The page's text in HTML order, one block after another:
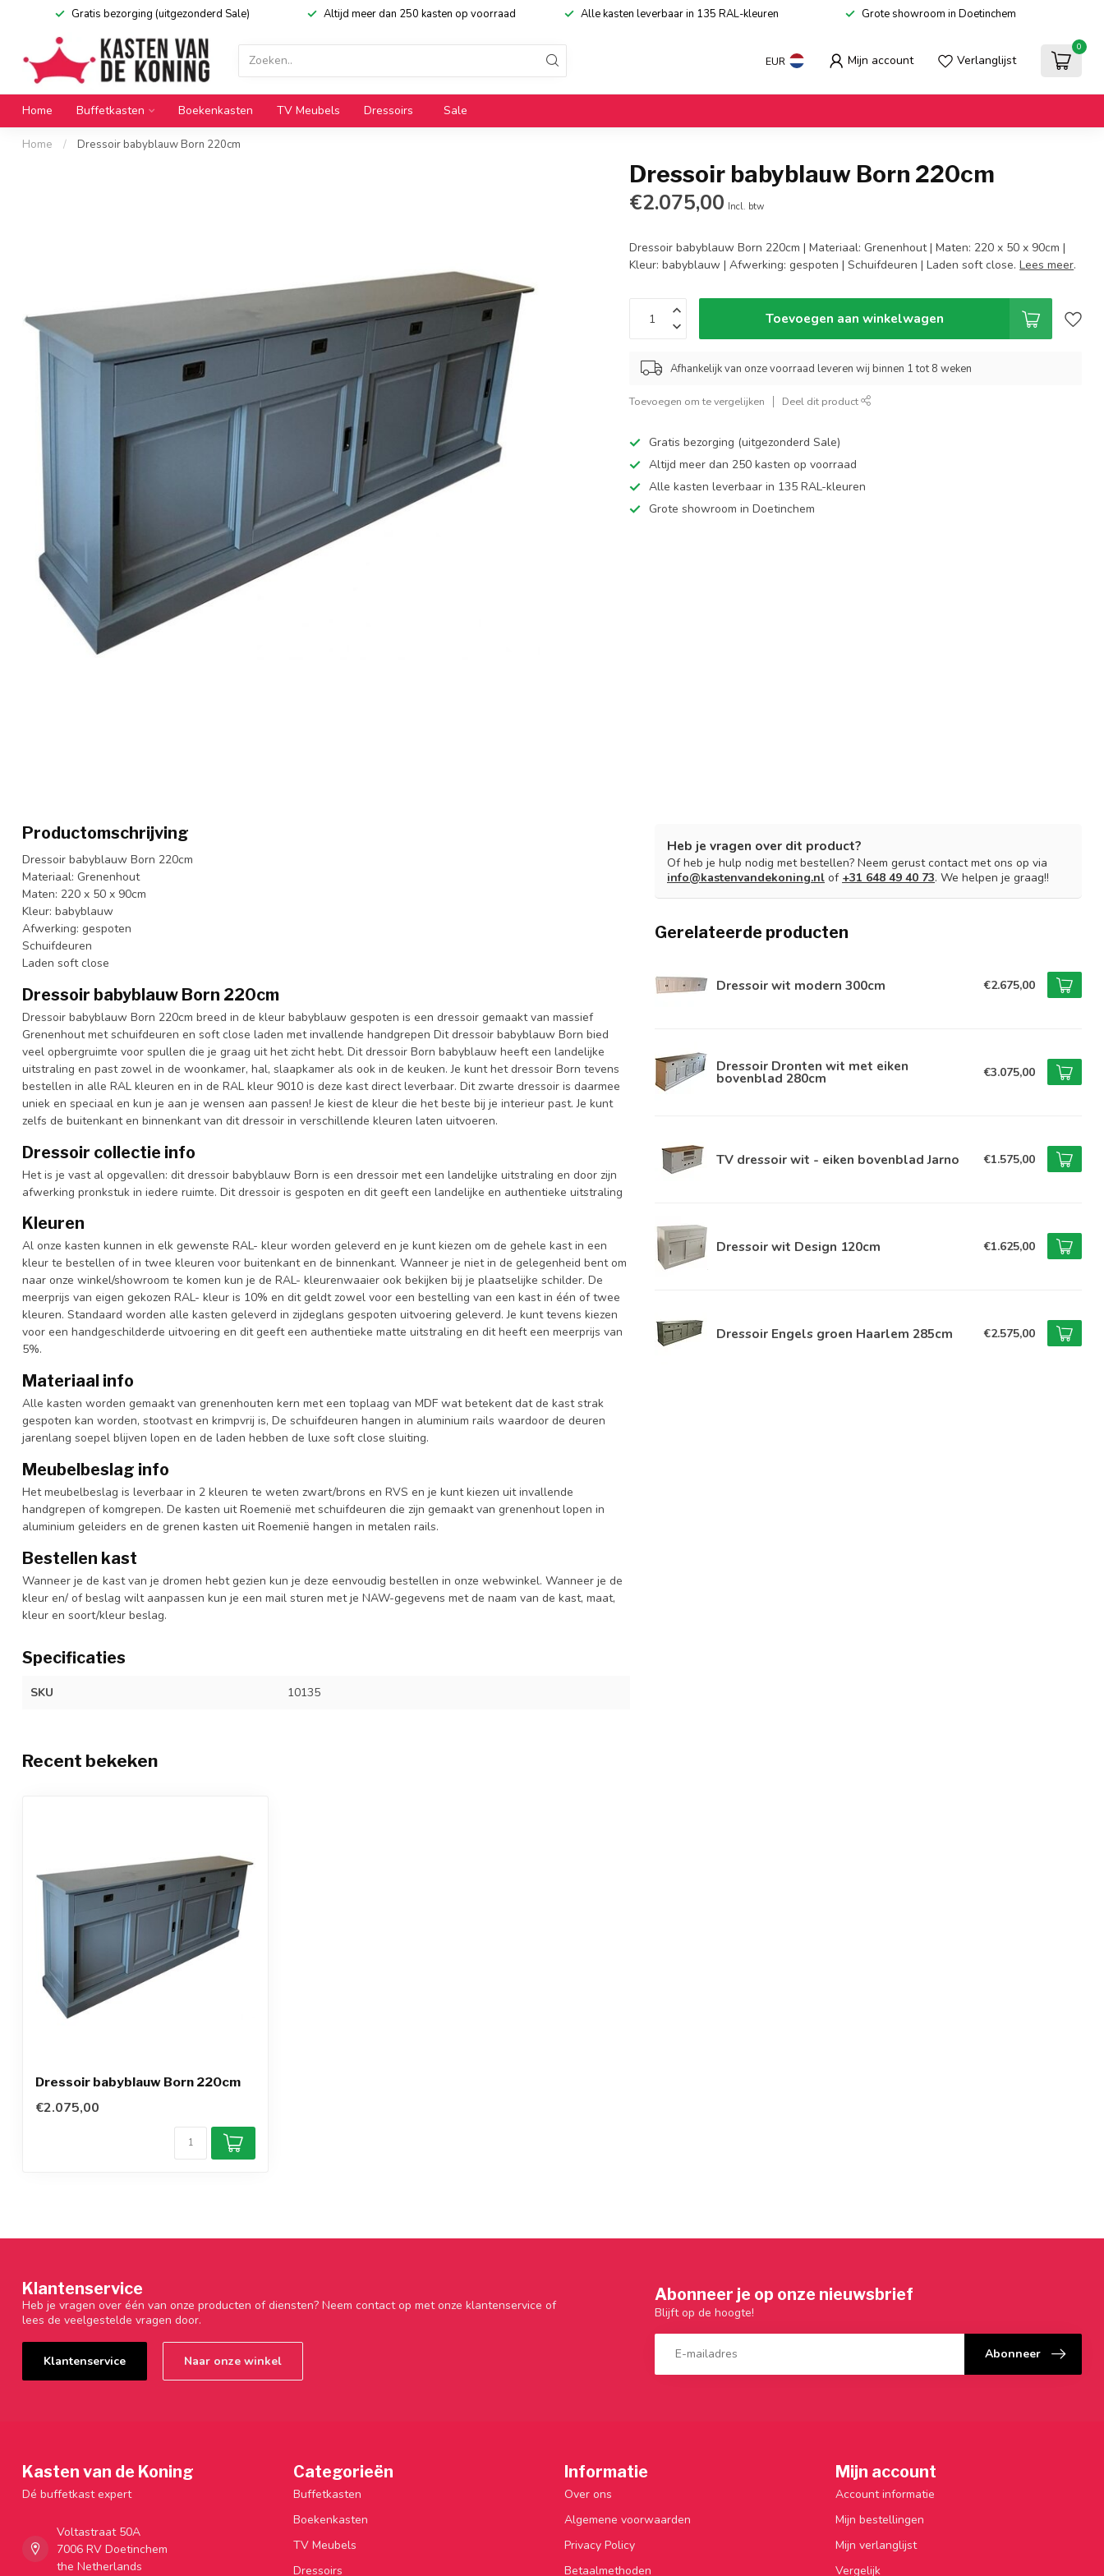
Gratis bezorging (uitgezonderd Sale) Altijd meer dan 250 kasten op voorraad Alle kasten leverbaar in 135 RAL-kleuren Grote showroom in Doetinchem
EUR Mijn account Verlanglijst
0
Home Buffetkasten Boekenkasten TV Meubels Dressoirs Sale
Home / Dressoir babyblauw Born 220cm
Dressoir babyblauw Born 220cm
€2.075,00 Incl. btw
Dressoir babyblauw Born 220cm | Materiaal: Grenenhout | Maten: 220 x 50 x 90cm |
Kleur: babyblauw | Afwerking: gespoten | Schuifdeuren | Laden soft close.Lees meer.
Toevoegen aan winkelwagen
Afhankelijk van onze voorraad leveren wij binnen 1 tot 8 weken
Toevoegen om te vergelijken Deel dit product
Gratis bezorging (uitgezonderd Sale)
Altijd meer dan 250 kasten op voorraad
Alle kasten leverbaar in 135 RAL-kleuren
Grote showroom in Doetinchem
Productomschrijving
Dressoir babyblauw Born 220cm
Materiaal: Grenenhout
Maten: 220 x 50 x 90cm
Kleur: babyblauw
Afwerking: gespoten
Schuifdeuren
Laden soft close
Dressoir babyblauw Born 220cm
Dressoir babyblauw Born 220cm breed in de kleur babyblauw gespoten is een dressoir gemaakt van massief
Grenenhout met schuifdeuren en soft close laden met invallende handgrepen Dit dressoir babyblauw Born bied
veel opbergruimte voor spullen die je graag uit het zicht hebt. Dit dressoir Born babyblauw heeft een landelijke
uitstraling en past zowel in de woonkamer, hal, slaapkamer als ook in de keuken. Je kunt het dressoir Born tevens
bestellen in alle RAL kleuren en in de RAL kleur 9010 is deze kast direct leverbaar. Dit zwarte dressoir is daarmee
uniek en speciaal en kun je aan je wensen aan passen! Je kiest de kleur die het beste bij je interieur past. Je kunt
zelfs de buitenkant en binnenkant van dit dressoir in verschillende kleuren laten uitvoeren.
Dressoir collectie info
Het is je vast al opgevallen: dit dressoir babyblauw Born is een dressoir met een landelijke uitstraling en door zijn
afwerking pronkstuk in iedere ruimte. Dit dressoir is gespoten en dit geeft een landelijke en authentieke uitstraling
Kleuren
Al onze kasten kunnen in elk gewenste RAL- kleur worden geleverd en je kunt kiezen om de gehele kast in een
kleur te bestellen of in twee kleuren voor buitenkant en de binnenkant. Wanneer je niet in de gelegenheid bent om
naar onze winkel/showroom te komen kun je de RAL- kleurenwaaier ook bekijken bij je plaatselijke schilder. De
meerprijs van eigen gekozen RAL- kleur is 10% en dit geldt zowel voor een bestelling van een kast in één of twee
kleuren. Standaard worden alle kasten geleverd in zijdeglans gespoten uitvoering geleverd. Je kunt tevens kiezen
voor een handgeschilderde uitvoering en dit geeft een authentieke matte uitstraling en dit heeft een meerprijs van
5%.
Materiaal info
Alle kasten worden gemaakt van grenenhouten kern met een toplaag van MDF wat betekent dat de kast strak
gespoten kan worden, stootvast en krimpvrij is, De schuifdeuren hangen in aluminium rails waardoor de deuren
jarenlang soepel blijven lopen en de laden hebben de luxe soft close sluiting.
Meubelbeslag info
Het meubelbeslag is leverbaar in 2 kleuren te weten zwart/brons en RVS en je kunt kiezen uit invallende
handgrepen of komgrepen. De kasten uit Roemenië met schuifdeuren die zijn gemaakt van grenenhout lopen in
aluminium geleiders en de grenen kasten uit Roemenië hangen in metalen rails.
Bestellen kast
Wanneer je de kast van je dromen hebt gezien kun je deze eenvoudig bestellen in onze webwinkel. Wanneer je de
kleur en/ of beslag wilt aanpassen kun je een mail sturen met je NAW-gegevens met de naam van de kast, maat,
kleur en soort/kleur beslag.
Specificaties
SKU 10135
Heb je vragen over dit product?
Of heb je hulp nodig met bestellen? Neem gerust contact met ons op via
info@kastenvandekoning.nl of +31 648 49 40 73. We helpen je graag!!
Gerelateerde producten
Dressoir wit modern 300cm €2.675,00
Dressoir Dronten wit met eiken
bovenblad 280cm €3.075,00
TV dressoir wit - eiken bovenblad Jarno €1.575,00
Dressoir wit Design 120cm €1.625,00
Dressoir Engels groen Haarlem 285cm €2.575,00
Recent bekeken
Dressoir babyblauw Born 220cm
€2.075,00
Klantenservice
Heb je vragen over één van onze producten of diensten? Neem contact op met onze klantenservice of
lees de veelgestelde vragen door.
Klantenservice Naar onze winkel
Abonneer je op onze nieuwsbrief
Blijft op de hoogte!
Abonneer
Kasten van de Koning
Dé buffetkast expert
Voltastraat 50A
7006 RV Doetinchem
the Netherlands
Categorieën
Buffetkasten
Boekenkasten
TV Meubels
Dressoirs
Informatie
Over ons
Algemene voorwaarden
Privacy Policy
Betaalmethoden
Mijn account
Account informatie
Mijn bestellingen
Mijn verlanglijst
Vergelijk